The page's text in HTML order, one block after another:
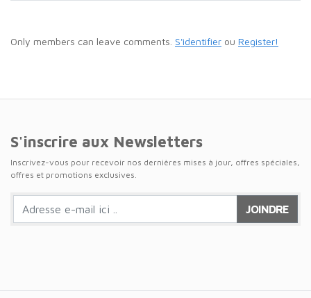
Only members can leave comments. S'identifier ou Register!
S'inscrire aux Newsletters
Inscrivez-vous pour recevoir nos dernières mises à jour, offres spéciales,
offres et promotions exclusives.
JOINDRE